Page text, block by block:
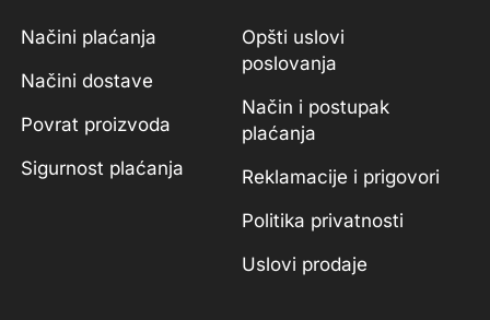
Načini plaćanja
Načini dostave
Povrat proizvoda
Sigurnost plaćanja
Opšti uslovi
poslovanja
Način i postupak
plaćanja
Reklamacije i prigovori
Politika privatnosti
Uslovi prodaje